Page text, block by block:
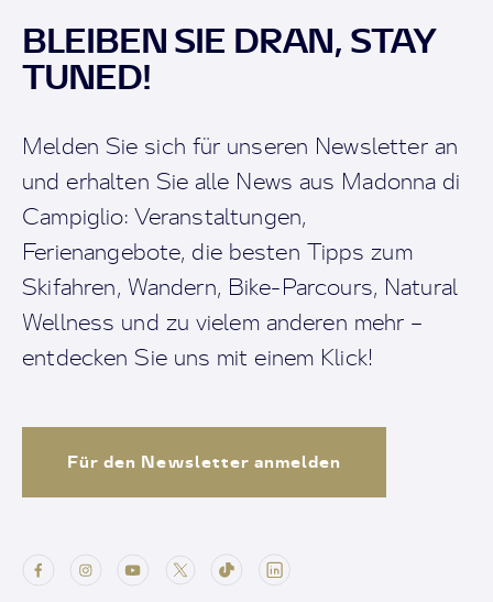
BLEIBEN SIE DRAN, STAY
TUNED!
Melden Sie sich für unseren Newsletter an
und erhalten Sie alle News aus Madonna di
Campiglio: Veranstaltungen,
Ferienangebote, die besten Tipps zum
Skifahren, Wandern, Bike-Parcours, Natural
Wellness und zu vielem anderen mehr –
entdecken Sie uns mit einem Klick!
Für den Newsletter anmelden